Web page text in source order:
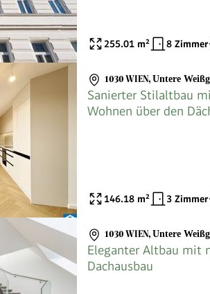
255.01 m² 8 Zimmer
1030 WIEN, Untere
Sanierter Stilaltbau
Wohnen über den
146.18 m² 3 Zimmer
1030 WIEN, Untere
Eleganter Altbau mit
Dachausbau